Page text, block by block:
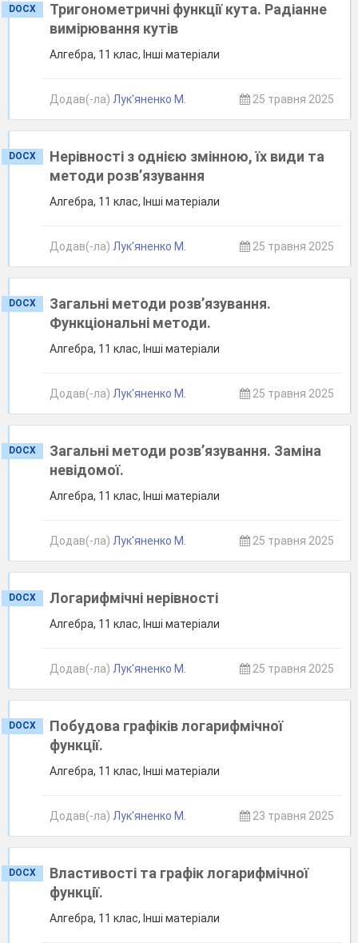
DOCX
Тригонометричні функції кута. Радіанне
вимірювання кутів
Алгебра, 11 клас, Інші матеріали
Додав(-ла) Лук'яненко М. 25 травня 2025
DOCX
Нерівності з однією змінною, їх види та
методи розв’язування
Алгебра, 11 клас, Інші матеріали
Додав(-ла) Лук'яненко М. 25 травня 2025
DOCX
Загальні методи розв’язування.
Функціональні методи.
Алгебра, 11 клас, Інші матеріали
Додав(-ла) Лук'яненко М. 25 травня 2025
DOCX
Загальні методи розв’язування. Заміна
невідомої.
Алгебра, 11 клас, Інші матеріали
Додав(-ла) Лук'яненко М. 25 травня 2025
DOCX Логарифмічні нерівності
Алгебра, 11 клас, Інші матеріали
Додав(-ла) Лук'яненко М. 25 травня 2025
DOCX
Побудова графіків логарифмічної
функції.
Алгебра, 11 клас, Інші матеріали
Додав(-ла) Лук'яненко М. 23 травня 2025
DOCX
Властивості та графік логарифмічної
функції.
Алгебра, 11 клас, Інші матеріали